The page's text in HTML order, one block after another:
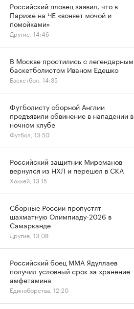
Российский пловец заявил, что в
Париже на ЧЕ «воняет мочой и
помойками»
Другие, 14:46
В Москве простились с легендарным
баскетболистом Иваном Едешко
Баскетбол, 14:35
Футболисту сборной Англии
предъявили обвинение в нападении в
ночном клубе
Футбол, 13:50
Российский защитник Мироманов
вернулся из НХЛ и перешел в СКА
Хоккей, 13:15
Сборные России пропустят
шахматную Олимпиаду-2026 в
Самарканде
Другие, 13:08
Российский боец ММА Ядуллаев
получил условный срок за хранение
амфетамина
Единоборства, 12:20